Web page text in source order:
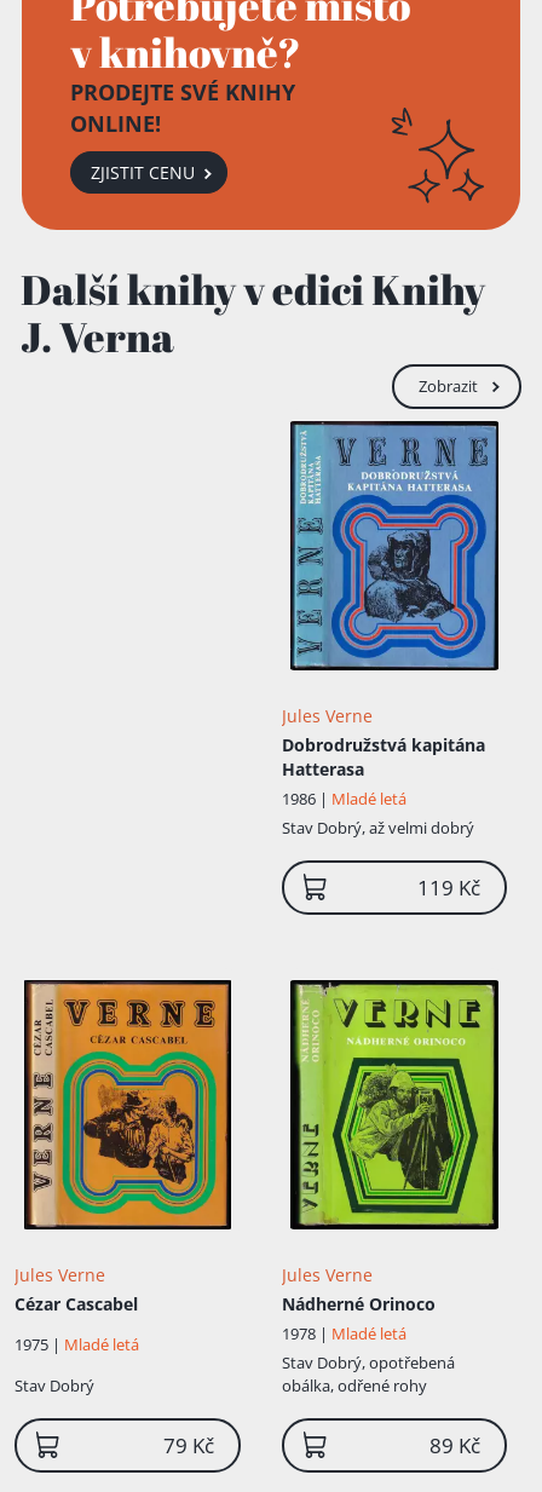
v knihovně?
PRODEJTE SVÉ KNIHY
ONLINE!
ZJISTIT CENU
Další knihy v edici Knihy
J. Verna
Zobrazit
Jules Verne
Dobrodružstvá kapitána
Hatterasa
1986 | Mladé letá
Stav Dobrý, až velmi dobrý
119 Kč
Jules Verne
Cézar Cascabel
1975 | Mladé letá
Stav Dobrý
79 Kč
Jules Verne
Nádherné Orinoco
1978 | Mladé letá
Stav Dobrý, opotřebená
obálka, odřené rohy
89 Kč
Přidáno do košíku!